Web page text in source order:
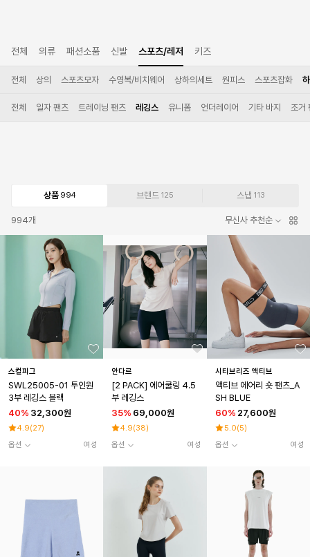
전체 의류 패션소품 신발 스포츠/레저 키즈
전체 상의 스포츠모자 수영복/비치웨어 상하의세트 원피스 스포츠잡화
전체 일자 팬츠 트레이닝 팬츠 레깅스 유니폼 언더레이어 기타 바지 조거
상품 994 브랜드 125 스냅 113
994개 무신사 추천순
스컬피그
SWL25005-01 투인원
3부 레깅스 블랙
40% 32,300원
4.9(27)
옵션
여성
안다르
[2 PACK] 에어쿨링 4.5
부 레깅스
35% 69,000원
4.9(38)
옵션
여성
시티브리즈 액티브
액티브 에어리 숏 팬츠_A
SH BLUE
60% 27,600원
5.0(5)
옵션
여성